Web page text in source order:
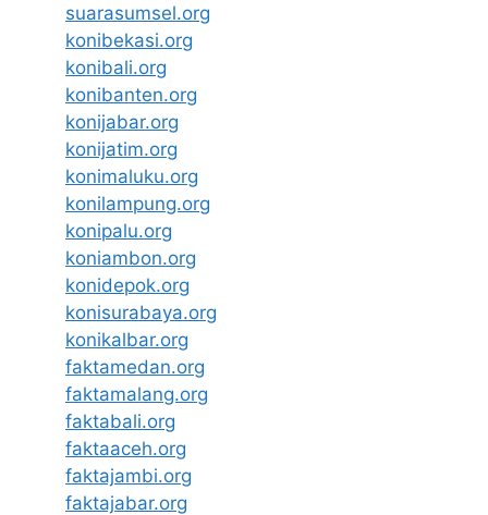
suarasumsel.org
konibekasi.org
konibali.org
konibanten.org
konijabar.org
konijatim.org
konimaluku.org
konilampung.org
konipalu.org
koniambon.org
konidepok.org
konisurabaya.org
konikalbar.org
faktamedan.org
faktamalang.org
faktabali.org
faktaaceh.org
faktajambi.org
faktajabar.org